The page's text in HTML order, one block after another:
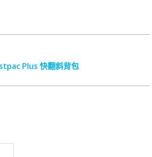
Plus 快翻斜背包